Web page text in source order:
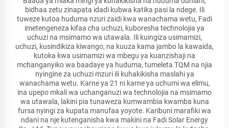
bidhaa zetu zinapata idadi kubwa katika pasi la ndege. Ili
tuweze kutoa huduma nzuri zaidi kwa wanachama wetu, Fadi
imetengeneza kifaa cha uchuzi, kuboresha technolojia ya
uchuzi na msimamo wa utawala. Ili kuingiza usimamizi,
uchuzi, kusindikiza kiwango, na kuuza kama jambo la kawaida,
kutoka kwa usimamizi wa mbegu ya kuanzishaji na
mchanganyiko wa baadaye ya huduma, tumeleta TQM na njia
nyingine za uchuzi mzuri ili kuhakikisha maslahi ya
wanachama wetu. Karne ya 21 ni karne ya uchumi wa elimu,
ina upepo mkali wa uchanganuzi wa technolojia na msimamo
wa utawala, lakini pia tunaweza kumwambia kwamba kuna
fursa nyingi za kupata manufaa yoyote. Karibuni marafiki wa
ndani na nje kutenganisha kwa makini na Fadi Solar Energy